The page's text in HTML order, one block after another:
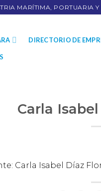
MARÍTIMA, PORTUARIA
DIRECTORIO DE
Carla
Carla Isabel Díaz